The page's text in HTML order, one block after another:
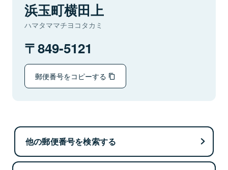
浜玉町横田上
ハマタママチヨコタカミ
849-5121
郵便番号をコピーする
他の郵便番号を検索する